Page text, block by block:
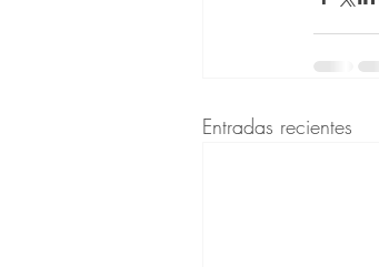
Entradas recientes